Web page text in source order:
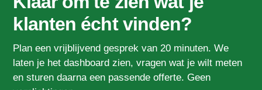
klanten écht vinden?
Plan een vrijblijvend gesprek van 20 minuten. We
laten je het dashboard zien, vragen wat je wilt meten
en sturen daarna een passende offerte. Geen